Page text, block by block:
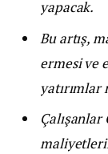
yapacak.
Bu artış,
ermesi ve
Çalışanlar